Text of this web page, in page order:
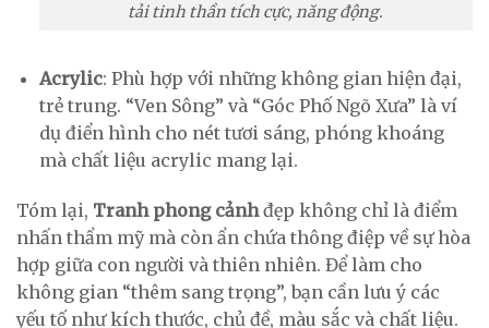
tải tinh thần tích cực, năng động.
Acrylic: Phù hợp với những không gian hiện đại,
trẻ trung. “Ven Sông” và “Góc Phố Ngõ Xưa” là ví
dụ điển hình cho nét tươi sáng, phóng khoáng
mà chất liệu acrylic mang lại.
Tóm lại, Tranh phong cảnhđẹp không chỉ là điểm
nhấn thẩm mỹ mà còn ẩn chứa thông điệp về sự hòa
hợp giữa con người và thiên nhiên. Để làm cho
không gian “thêm sang trọng”, bạn cần lưu ý các
yếu tố như kích thước, chủ đề, màu sắc và chất liệu.